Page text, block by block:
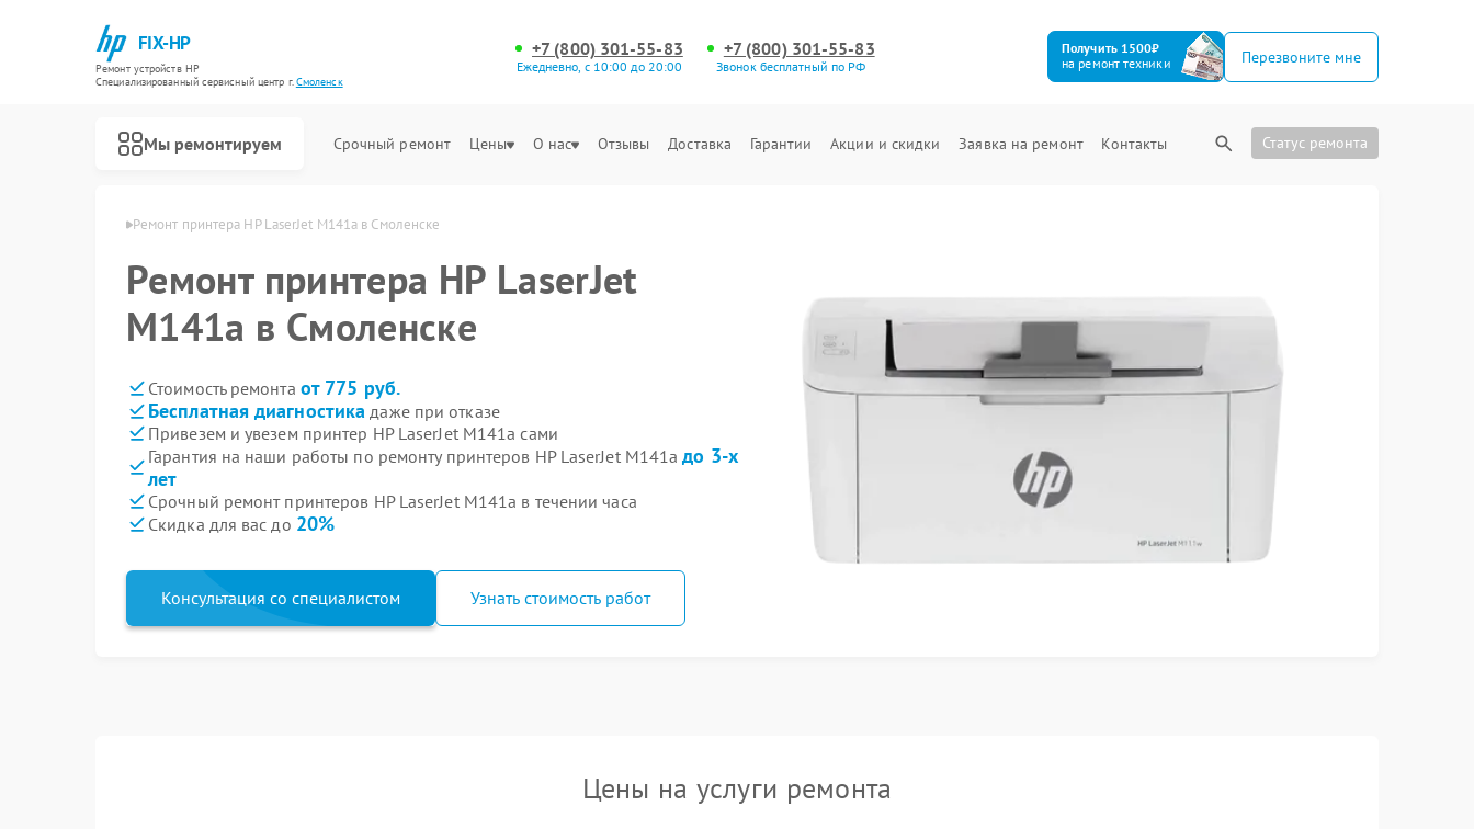
FIX-HP
Ремонт устройств HP
Специализированный cервисный центр г.Смоленск
+7 (800) 301-55-83
Ежедневно, с 10:00 до 20:00
+7 (800) 301-55-83
Звонок бесплатный по РФ
Получить 1500₽
на ремонт техники
Перезвоните мне
Мы ремонтируем Срочный ремонт Цены О нас Отзывы Доставка Гарантии Акции и скидки Заявка на ремонт Контакты Статус ремонта
Ремонт принтера HP LaserJet M141a в Смоленске
Ремонт принтера HP LaserJet
M141a в Смоленске
Стоимость ремонта от 775 руб.
Бесплатная диагностика даже при отказе
Привезем и увезем принтер HP LaserJet M141a сами
Гарантия на наши работы по ремонту принтеров HP LaserJet M141aдо 3-х
лет
Срочный ремонт принтеров HP LaserJet M141a в течении часа
Скидка для вас до 20%
Консультация со специалистом Узнать стоимость работ
Цены на услуги ремонта